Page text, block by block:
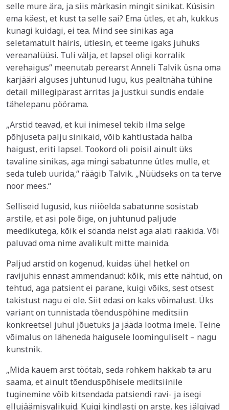
selle mure ära, ja siis märkasin mingit sinikat. Küsisin
ema käest, et kust ta selle sai? Ema ütles, et ah, kukkus
kunagi kuidagi, ei tea. Mind see sinikas aga
seletamatult häiris, ütlesin, et teeme igaks juhuks
vereanalüüsi. Tuli välja, et lapsel oligi korralik
verehaigus“ meenutab perearst Anneli Talvik üsna oma
karjääri alguses juhtunud lugu, kus pealtnäha tühine
detail millegipärast ärritas ja justkui sundis endale
tähelepanu pöörama.
„Arstid teavad, et kui inimesel tekib ilma selge
põhjuseta palju sinikaid, võib kahtlustada halba
haigust, eriti lapsel. Tookord oli poisil ainult üks
tavaline sinikas, aga mingi sabatunne ütles mulle, et
seda tuleb uurida,“ räägib Talvik. „Nüüdseks on ta terve
noor mees.“
Selliseid lugusid, kus niiöelda sabatunne sosistab
arstile, et asi pole õige, on juhtunud paljude
meedikutega, kõik ei söanda neist aga alati rääkida. Või
paluvad oma nime avalikult mitte mainida.
Paljud arstid on kogenud, kuidas ühel hetkel on
ravijuhis ennast ammendanud: kõik, mis ette nähtud, on
tehtud, aga patsient ei parane, kuigi võiks, sest otsest
takistust nagu ei ole. Siit edasi on kaks võimalust. Üks
variant on tunnistada tõenduspõhine meditsiin
konkreetsel juhul jõuetuks ja jääda lootma imele. Teine
võimalus on läheneda haigusele loominguliselt – nagu
kunstnik.
„Mida kauem arst töötab, seda rohkem hakkab ta aru
saama, et ainult tõenduspõhisele meditsiinile
tuginemine võib kitsendada patsiendi ravi- ja isegi
ellujäämisvalikuid. Kuigi kindlasti on arste, kes jälgivad